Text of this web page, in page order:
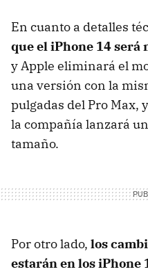
En cuanto a detalles
que el iPhone 14
y Apple eliminará el
una versión con la
pulgadas del Pro Max,
la compañía lanzará
tamaño.
Por otro lado, los
estarán en los iPhone